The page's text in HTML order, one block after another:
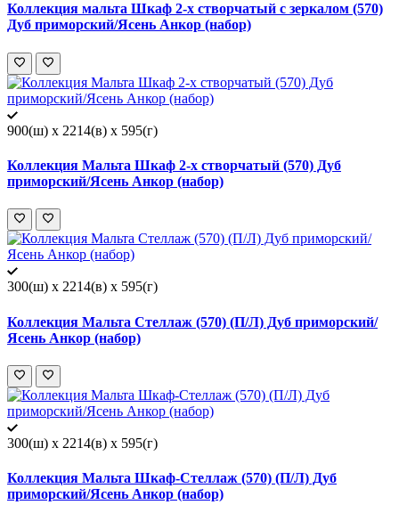
Коллекция мальта Шкаф 2-х створчатый с зеркалом (570)
Дуб приморский/Ясень Анкор (набор)
900(ш) x 2214(в) x 595(г)
Коллекция Мальта Шкаф 2-х створчатый (570) Дуб
приморский/Ясень Анкор (набор)
300(ш) x 2214(в) x 595(г)
Коллекция Мальта Стеллаж (570) (П/Л) Дуб приморский/
Ясень Анкор (набор)
300(ш) x 2214(в) x 595(г)
Коллекция Мальта Шкаф-Стеллаж (570) (П/Л) Дуб
приморский/Ясень Анкор (набор)